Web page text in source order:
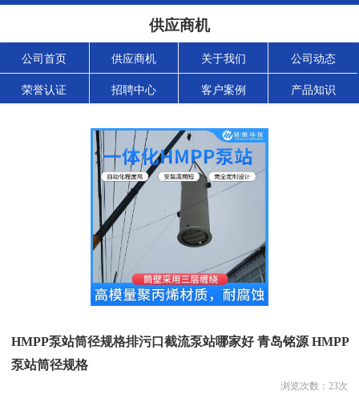
供应商机
公司首页 供应商机 关于我们 公司动态
荣誉认证 招聘中心 客户案例 产品知识
HMPP泵站筒径规格排污口截流泵站哪家好 青岛铭源 HMPP
泵站筒径规格
浏览次数： 23次